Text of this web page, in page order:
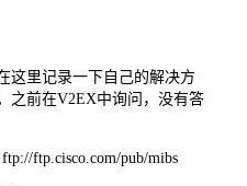
这里记录一下自己的解决方
之前在V2EX中询问，没有答
ftp.cisco.com/pub/mibs